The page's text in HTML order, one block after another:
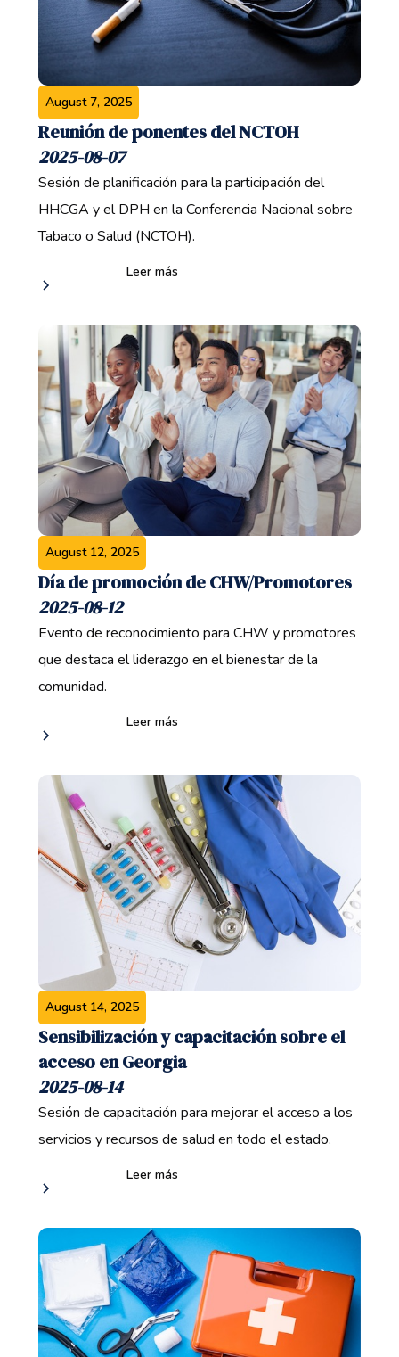
August 7, 2025
Reunión de ponentes del NCTOH
2025-08-07
Sesión de planificación para la participación del
HHCGA y el DPH en la Conferencia Nacional sobre
Tabaco o Salud (NCTOH).
Leer más
August 12, 2025
Día de promoción de CHW/Promotores
2025-08-12
Evento de reconocimiento para CHW y promotores
que destaca el liderazgo en el bienestar de la
comunidad.
Leer más
August 14, 2025
Sensibilización y capacitación sobre el
acceso en Georgia
2025-08-14
Sesión de capacitación para mejorar el acceso a los
servicios y recursos de salud en todo el estado.
Leer más